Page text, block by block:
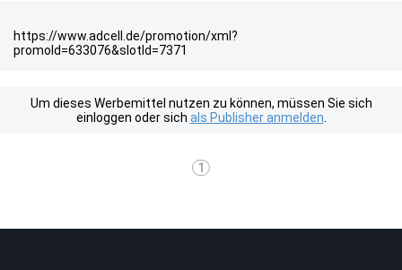
https://www.adcell.de/promotion/xml?
promoId=633076&slotId=7371
Um dieses Werbemittel nutzen zu können, müssen Sie sich
einloggen oder sich als Publisher anmelden
1